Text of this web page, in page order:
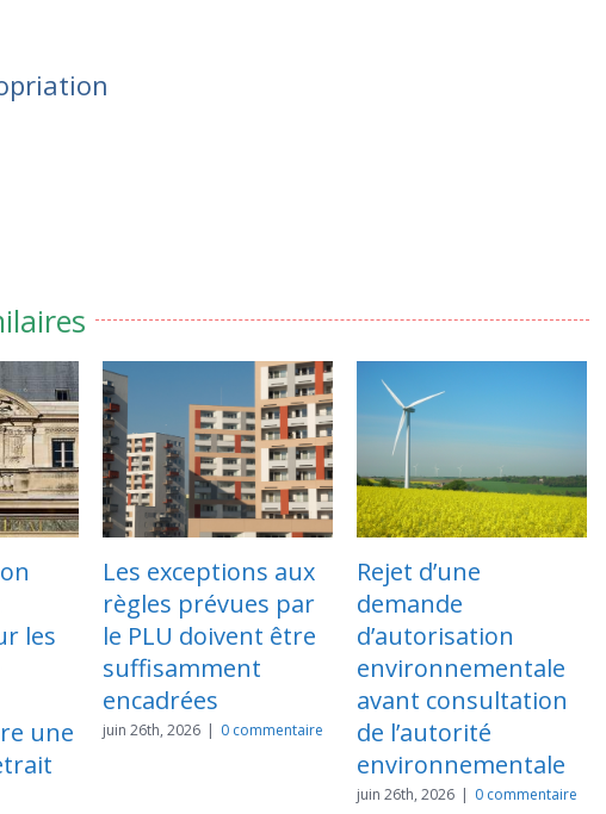
aux
par
être
0 commentaire
Rejet d’une
demande
d’autorisation
environnementale
avant consultation
de l’autorité
0 commentaire
Le certificat
d’urbanisme doit
mentionner la
possibilité d’un
sursis à statuer en
cas d’élaboration du
PLU, mais il ne doit
pas pour autant